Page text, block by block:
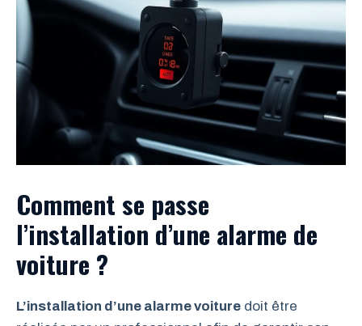
Comment se passe
l’installation d’une alarme de
voiture ?
L’installation d’une alarme voiture doit être